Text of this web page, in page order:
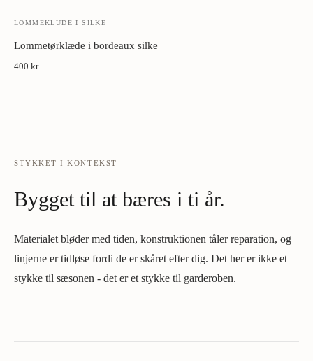
LOMMEKLUDE I SILKE
Lommetørklæde i bordeaux silke
400 kr.
STYKKET I KONTEKST
Bygget til at bæres i ti år.
Materialet bløder med tiden, konstruktionen tåler reparation, og
linjerne er tidløse fordi de er skåret efter dig. Det her er ikke et
stykke til sæsonen - det er et stykke til garderoben.